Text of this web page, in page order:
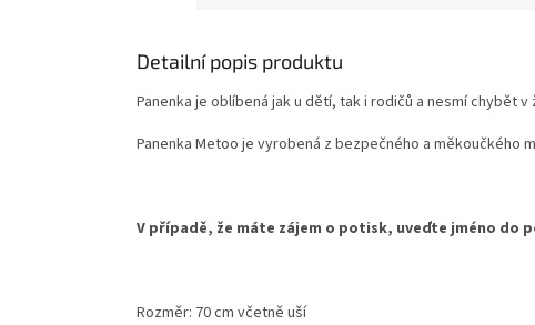
Detailní popis produktu
Panenka je oblíbená jak u dětí, tak i rodičů a nesmí chybět
Panenka Metoo je vyrobená z bezpečného a měkoučkého
V případě, že máte zájem o potisk, uveďte jméno do
Rozměr: 70 cm včetně uší